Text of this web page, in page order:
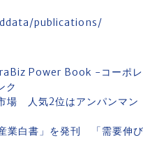
publications/
Power Book -コーポ
ク
場 人気2位はアンパンマ
白書」を発刊 「需要伸び